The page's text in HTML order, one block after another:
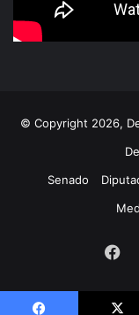
© Copyright 2026,
Senado